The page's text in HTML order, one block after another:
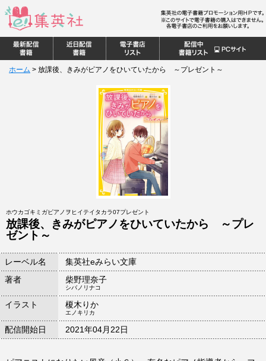
ホーム > 放課後、きみがピアノをひいていたから ～プレゼント～
ホウカゴキミガピアノヲヒイテイタカラ07プレゼント
放課後、きみがピアノをひいていたから ～プレ
ゼント～
レーベル名
集英社eみらい文庫
著者
柴野理奈子
シバノリナコ
イラスト 榎木りか
エノキリカ
配信開始日 2021年04月22日